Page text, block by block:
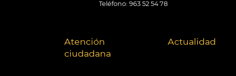
Teléfono: 963 52 54 78
Atención
ciudadana
Actualidad